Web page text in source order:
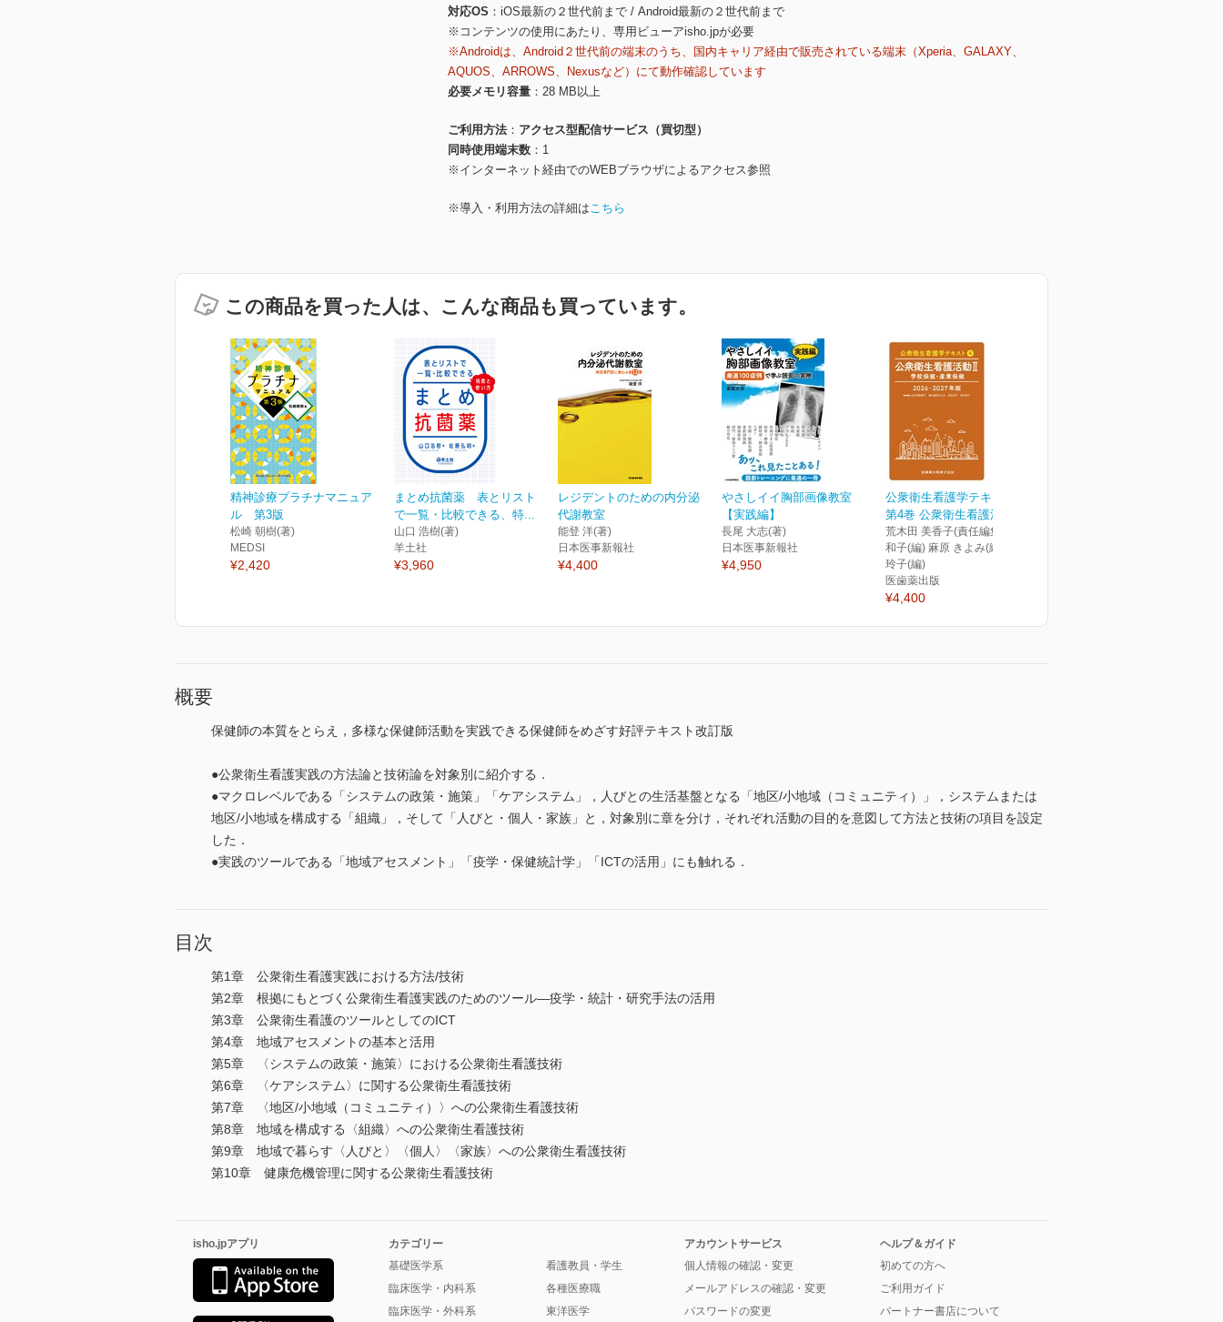
対応OS
iOS最新の２世代前まで / Android最新の２世代前まで
※コンテンツの使用にあたり、専用ビューアisho.jpが必要
※Androidは、Android２世代前の端末のうち、国内キャリア経由で販売されている端末（Xperia、GALAXY、
AQUOS、ARROWS、Nexusなど）にて動作確認しています
必要メモリ容量
28 MB以上
ご利用方法
アクセス型配信サービス（買切型）
同時使用端末数
1
※インターネット経由でのWEBブラウザによるアクセス参照
※導入・利用方法の詳細はこちら
この商品を買った人は、こんな商品も買っています。
精神診療プラチナマニュア
ル 第3版
松崎 朝樹(著)
MEDSI
¥2,420
まとめ抗菌薬 表とリスト
で一覧・比較できる、特...
山口 浩樹(著)
羊土社
¥3,960
レジデントのための内分泌
代謝教室
能登 洋(著)
日本医事新報社
¥4,400
やさしイイ胸部画像教室
【実践編】
長尾 大志(著)
日本医事新報社
¥4,950
公衆衛生看護学テキスト
第4巻 公衆衛生看護活動I...
荒木田 美香子(責任編集) 佐伯
和子(編) 麻原 きよみ(編) 岡本
玲子(編)
医歯薬出版
¥4,400
概要
保健師の本質をとらえ，多様な保健師活動を実践できる保健師をめざす好評テキスト改訂版
●公衆衛生看護実践の方法論と技術論を対象別に紹介する．
●マクロレベルである「システムの政策・施策」「ケアシステム」，人びとの生活基盤となる「地区/小地域（コミュニティ）」，システムまたは
地区/小地域を構成する「組織」，そして「人びと・個人・家族」と，対象別に章を分け，それぞれ活動の目的を意図して方法と技術の項目を設定
した．
●実践のツールである「地域アセスメント」「疫学・保健統計学」「ICTの活用」にも触れる．
目次
第1章 公衆衛生看護実践における方法/技術
第2章 根拠にもとづく公衆衛生看護実践のためのツール―疫学・統計・研究手法の活用
第3章 公衆衛生看護のツールとしてのICT
第4章 地域アセスメントの基本と活用
第5章 〈システムの政策・施策〉における公衆衛生看護技術
第6章 〈ケアシステム〉に関する公衆衛生看護技術
第7章 〈地区/小地域（コミュニティ）〉への公衆衛生看護技術
第8章 地域を構成する〈組織〉への公衆衛生看護技術
第9章 地域で暮らす〈人びと〉〈個人〉〈家族〉への公衆衛生看護技術
第10章 健康危機管理に関する公衆衛生看護技術
isho.jpアプリ
カテゴリー
基礎医学系
臨床医学・内科系
臨床医学・外科系
看護教員・学生
各種医療職
東洋医学
アカウントサービス
個人情報の確認・変更
メールアドレスの確認・変更
パスワードの変更
ヘルプ＆ガイド
初めての方へ
ご利用ガイド
パートナー書店について